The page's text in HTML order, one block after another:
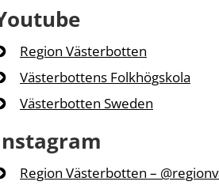
Region Västerbotten
Västerbottens Folkhögskola
Västerbotten Sweden
Region Västerbotten –